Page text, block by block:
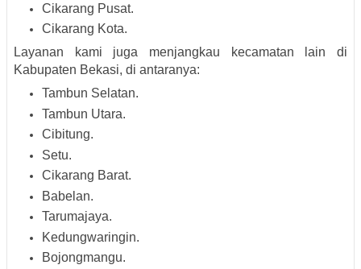
Cikarang Pusat.
Cikarang Kota.
Layanan kami juga menjangkau kecamatan lain di
Kabupaten Bekasi, di antaranya:
Tambun Selatan.
Tambun Utara.
Cibitung.
Setu.
Cikarang Barat.
Babelan.
Tarumajaya.
Kedungwaringin.
Bojongmangu.